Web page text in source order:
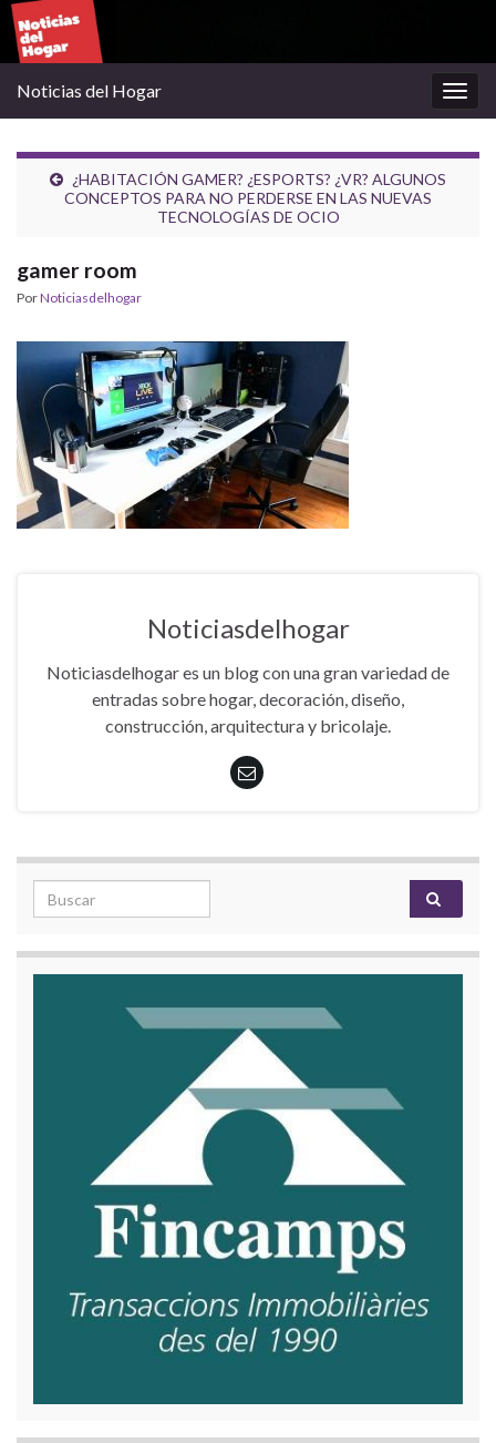
la
Noticias del Hogar
¿HABITACIÓN GAMER? ¿ESPORTS? ¿VR? ALGUNOS
CONCEPTOS PARA NO PERDERSE EN LAS NUEVAS
TECNOLOGÍAS DE OCIO
gamer room
PorNoticiasdelhogar
Noticiasdelhogar
Noticiasdelhogar es un blog con una gran variedad de
entradas sobre hogar, decoración, diseño,
construcción, arquitectura y bricolaje.
Search for: